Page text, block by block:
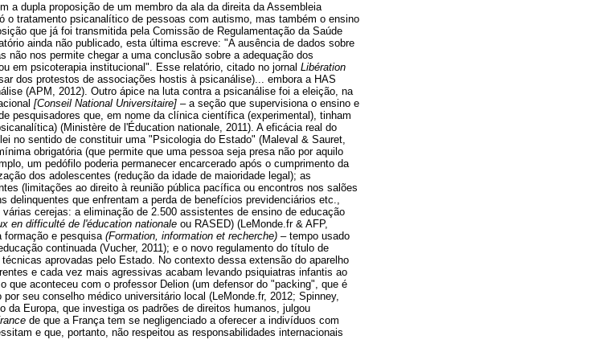
a dupla proposição de um membro da ala da direita da Assembleia
o tratamento psicanalítico de pessoas com autismo, mas também o ensino
que já foi transmitida pela Comissão de Regulamentação da Saúde
ainda não publicado, esta última escreve: "A ausência de dados sobre
não nos permite chegar a uma conclusão sobre a adequação dos
em psicoterapia institucional". Esse relatório, citado no jornal Libération
dos protestos de associações hostis à psicanálise)... embora a HAS
(APM, 2012). Outro ápice na luta contra a psicanálise foi a eleição, na
[Conseil National Universitaire] – a seção que supervisiona o ensino e
pesquisadores que, em nome da clínica científica (experimental), tinham
(Ministère de l'Éducation nationale, 2011). A eficácia real do
no sentido de constituir uma "Psicologia do Estado" (Maleval & Sauret,
obrigatória (que permite que uma pessoa seja presa não por aquilo
um pedófilo poderia permanecer encarcerado após o cumprimento da
dos adolescentes (redução da idade de maioridade legal); as
(limitações ao direito à reunião pública pacífica ou encontros nos salões
delinquentes que enfrentam a perda de benefícios previdenciários etc.,
cerejas: a eliminação de 2.500 assistentes de ensino de educação
en difficulté de l'éducation nationale ou RASED) (LeMonde.fr & AFP,
formação e pesquisa (Formation, information et recherche) – tempo usado
continuada (Vucher, 2011); e o novo regulamento do título de
aprovadas pelo Estado. No contexto dessa extensão do aparelho
e cada vez mais agressivas acabam levando psiquiatras infantis ao
que aconteceu com o professor Delion (um defensor do "packing", que é
seu conselho médico universitário local (LeMonde.fr, 2012; Spinney,
da Europa, que investiga os padrões de direitos humanos, julgou
de que a França tem se negligenciado a oferecer a indivíduos com
e que, portanto, não respeitou as responsabilidades internacionais